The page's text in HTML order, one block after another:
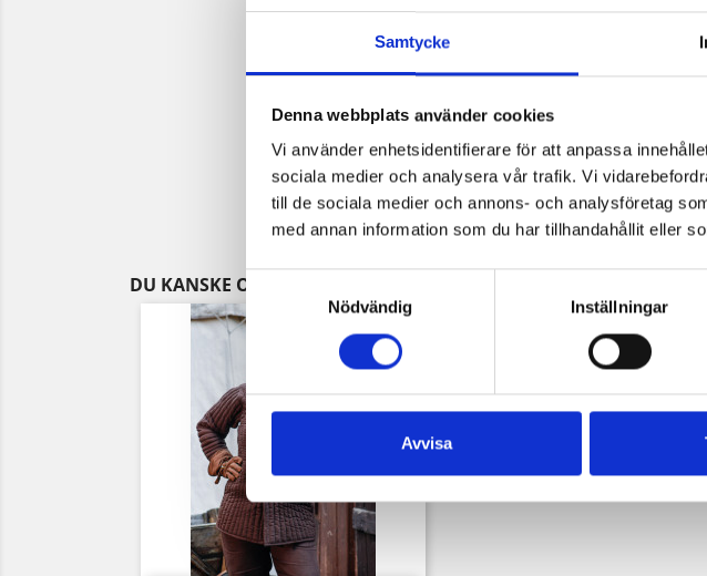
Samtycke
Denna webbplats använder cookies
Vi använder enhetsidentifierare för att anpassa
sociala medier och analysera vår trafik. Vi
till de sociala medier och annons- och analysföretag
med annan information som du har tillhandahållit eller
Samtyckesval
Nödvändig
Inställningar
Avvisa
DU KANSKE OCKSÅ GILLAR